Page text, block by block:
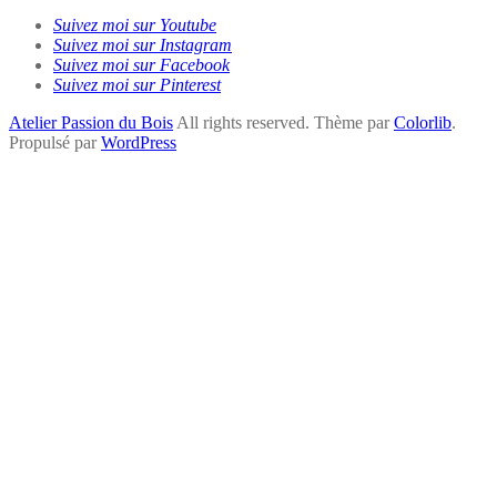
Suivez moi sur Youtube
Suivez moi sur Instagram
Suivez moi sur Facebook
Suivez moi sur Pinterest
Atelier Passion du Bois All rights reserved. Thème parColorlib.
Propulsé parWordPress